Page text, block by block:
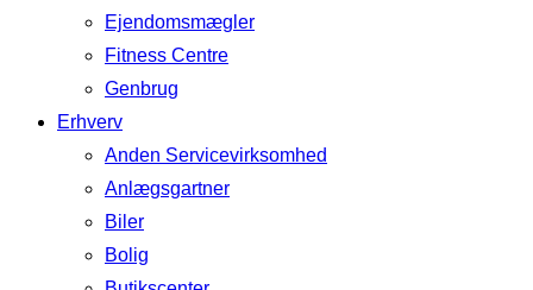
Ejendomsmægler
Fitness Centre
Genbrug
Erhverv
Anden Servicevirksomhed
Anlægsgartner
Biler
Bolig